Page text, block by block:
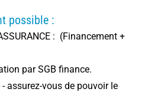
possible :
: (Financement +
par SGB finance.
assurez-vous de pouvoir le